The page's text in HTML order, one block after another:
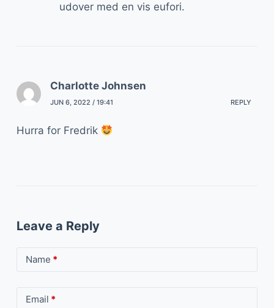
udover med en vis eufori.
Charlotte Johnsen
JUN 6, 2022 / 19:41 REPLY
Hurra for Fredrik
Leave a Reply
Name *
Email *